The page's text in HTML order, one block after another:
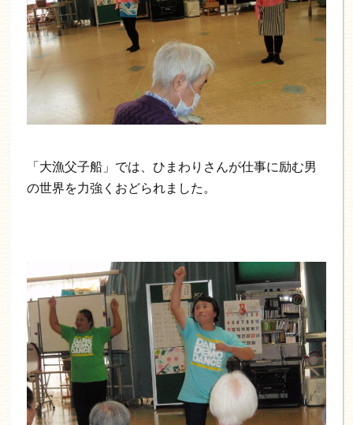
「大漁父子船」では、ひまわりさんが仕事に励む男
の世界を力強くおどられました。